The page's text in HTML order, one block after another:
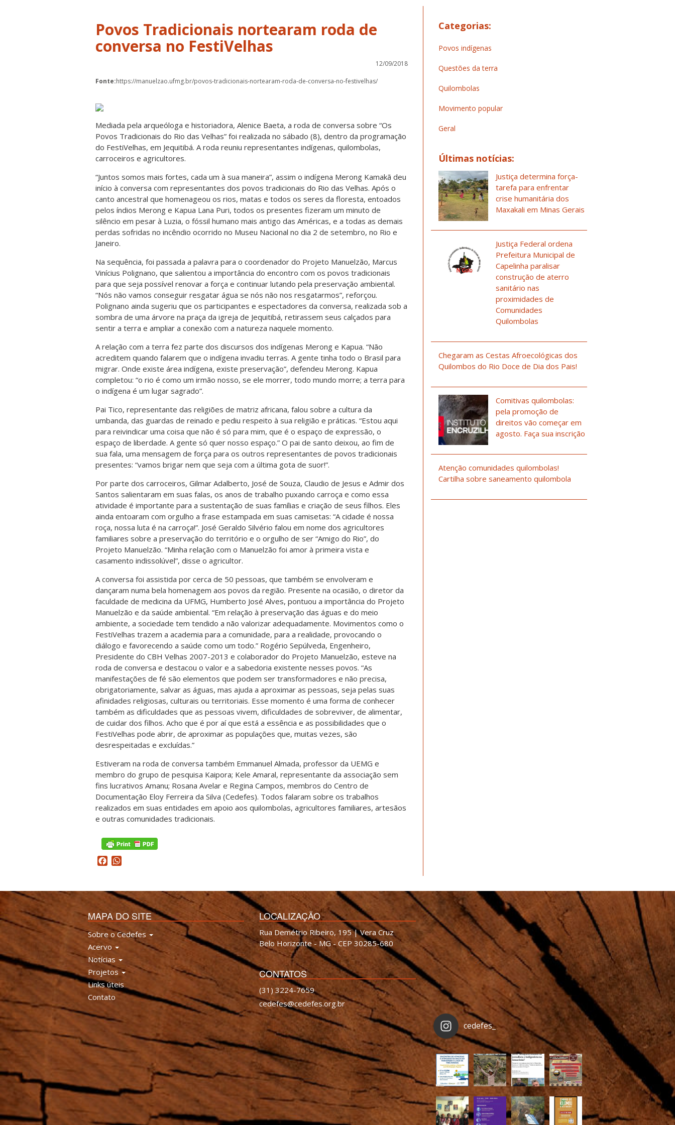
Povos Tradicionais nortearam roda de
conversa no FestiVelhas
12/09/2018
Fonte:https://manuelzao.ufmg.br/povos-tradicionais-nortearam-roda-de-conversa-no-festivelhas/
Mediada pela arqueóloga e historiadora, Alenice Baeta, a roda de conversa sobre “Os
Povos Tradicionais do Rio das Velhas” foi realizada no sábado (8), dentro da programação
do FestiVelhas, em Jequitibá. A roda reuniu representantes indígenas, quilombolas,
carroceiros e agricultores.
“Juntos somos mais fortes, cada um à sua maneira”, assim o indígena Merong Kamakã deu
início à conversa com representantes dos povos tradicionais do Rio das Velhas. Após o
canto ancestral que homenageou os rios, matas e todos os seres da floresta, entoados
pelos índios Merong e Kapua Lana Puri, todos os presentes fizeram um minuto de
silêncio em pesar à Luzia, o fóssil humano mais antigo das Américas, e a todas as demais
perdas sofridas no incêndio ocorrido no Museu Nacional no dia 2 de setembro, no Rio e
Janeiro.
Na sequência, foi passada a palavra para o coordenador do Projeto Manuelzão, Marcus
Vinícius Polignano, que salientou a importância do encontro com os povos tradicionais
para que seja possível renovar a força e continuar lutando pela preservação ambiental.
“Nós não vamos conseguir resgatar água se nós não nos resgatarmos”, reforçou.
Polignano ainda sugeriu que os participantes e espectadores da conversa, realizada sob a
sombra de uma árvore na praça da igreja de Jequitibá, retirassem seus calçados para
sentir a terra e ampliar a conexão com a natureza naquele momento.
A relação com a terra fez parte dos discursos dos indígenas Merong e Kapua. “Não
acreditem quando falarem que o indígena invadiu terras. A gente tinha todo o Brasil para
migrar. Onde existe área indígena, existe preservação”, defendeu Merong. Kapua
completou: “o rio é como um irmão nosso, se ele morrer, todo mundo morre; a terra para
o indígena é um lugar sagrado”.
Pai Tico, representante das religiões de matriz africana, falou sobre a cultura da
umbanda, das guardas de reinado e pediu respeito à sua religião e práticas. “Estou aqui
para reivindicar uma coisa que não é só para mim, que é o espaço de expressão, o
espaço de liberdade. A gente só quer nosso espaço.” O pai de santo deixou, ao fim de
sua fala, uma mensagem de força para os outros representantes de povos tradicionais
presentes: “vamos brigar nem que seja com a última gota de suor!”.
Por parte dos carroceiros, Gilmar Adalberto, José de Souza, Claudio de Jesus e Admir dos
Santos salientaram em suas falas, os anos de trabalho puxando carroça e como essa
atividade é importante para a sustentação de suas famílias e criação de seus filhos. Eles
ainda entoaram com orgulho a frase estampada em suas camisetas: “A cidade é nossa
roça, nossa luta é na carroça!”. José Geraldo Silvério falou em nome dos agricultores
familiares sobre a preservação do território e o orgulho de ser “Amigo do Rio”, do
Projeto Manuelzão. “Minha relação com o Manuelzão foi amor à primeira vista e
casamento indissolúvel”, disse o agricultor.
A conversa foi assistida por cerca de 50 pessoas, que também se envolveram e
dançaram numa bela homenagem aos povos da região. Presente na ocasião, o diretor da
faculdade de medicina da UFMG, Humberto José Alves, pontuou a importância do Projeto
Manuelzão e da saúde ambiental. “Em relação à preservação das águas e do meio
ambiente, a sociedade tem tendido a não valorizar adequadamente. Movimentos como o
FestiVelhas trazem a academia para a comunidade, para a realidade, provocando o
diálogo e favorecendo a saúde como um todo.” Rogério Sepúlveda, Engenheiro,
Presidente do CBH Velhas 2007-2013 e colaborador do Projeto Manuelzão, esteve na
roda de conversa e destacou o valor e a sabedoria existente nesses povos. “As
manifestações de fé são elementos que podem ser transformadores e não precisa,
obrigatoriamente, salvar as águas, mas ajuda a aproximar as pessoas, seja pelas suas
afinidades religiosas, culturais ou territoriais. Esse momento é uma forma de conhecer
também as dificuldades que as pessoas vivem, dificuldades de sobreviver, de alimentar,
de cuidar dos filhos. Acho que é por aí que está a essência e as possibilidades que o
FestiVelhas pode abrir, de aproximar as populações que, muitas vezes, são
desrespeitadas e excluídas.”
Estiveram na roda de conversa também Emmanuel Almada, professor da UEMG e
membro do grupo de pesquisa Kaipora; Kele Amaral, representante da associação sem
fins lucrativos Amanu; Rosana Avelar e Regina Campos, membros do Centro de
Documentação Eloy Ferreira da Silva (Cedefes). Todos falaram sobre os trabalhos
realizados em suas entidades em apoio aos quilombolas, agricultores familiares, artesãos
e outras comunidades tradicionais.
Facebook
Categorias:
Povos indígenas
Questões da terra
Quilombolas
Movimento popular
Geral
Últimas notícias:
Justiça determina força-
tarefa para enfrentar
crise humanitária dos
Maxakali em Minas Gerais
Justiça Federal ordena
Prefeitura Municipal de
Capelinha paralisar
construção de aterro
sanitário nas
proximidades de
Comunidades
Quilombolas
Chegaram as Cestas Afroecológicas dos
Quilombos do Rio Doce de Dia dos Pais!
Comitivas quilombolas:
pela promoção de
direitos vão começar em
agosto. Faça sua inscrição
Atenção comunidades quilombolas!
Cartilha sobre saneamento quilombola
MAPA DO SITE
Sobre o Cedefes
Acervo
Notícias
Projetos
Links úteis
Contato
LOCALIZAÇÃO
Rua Demétrio Ribeiro, 195 | Vera Cruz
Belo Horizonte - MG - CEP 30285-680
CONTATOS
(31) 3224-7659
cedefes@cedefes.org.br
cedefes_